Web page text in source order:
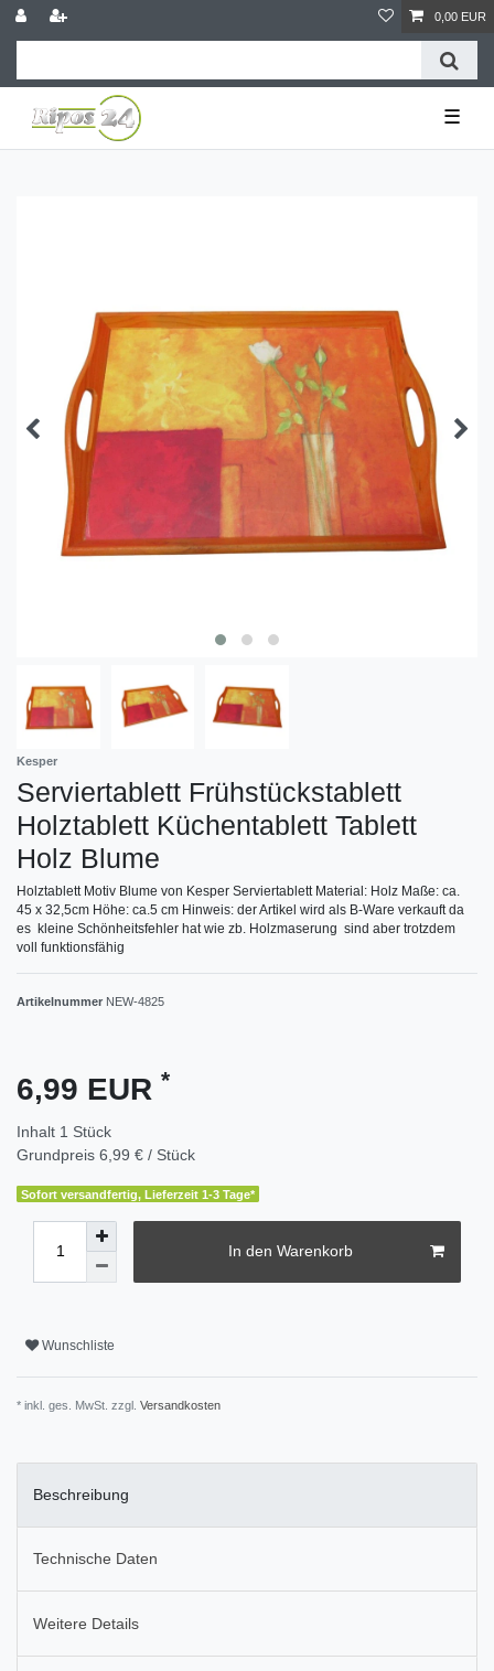
0,00 EUR
☰
Kesper
Serviertablett Frühstückstablett
Holztablett Küchentablett Tablett
Holz Blume
Holztablett Motiv Blume von Kesper Serviertablett Material: Holz Maße: ca.
45 x 32,5cm Höhe: ca.5 cm Hinweis: der Artikel wird als B-Ware verkauft da
es kleine Schönheitsfehler hat wie zb. Holzmaserung sind aber trotzdem
voll funktionsfähig
Artikelnummer NEW-4825
6,99 EUR *
Inhalt 1 Stück
Grundpreis 6,99 € / Stück
Sofort versandfertig, Lieferzeit 1-3 Tage*
In den Warenkorb
Wunschliste
* inkl. ges. MwSt. zzgl. Versandkosten
Beschreibung
Technische Daten
Weitere Details